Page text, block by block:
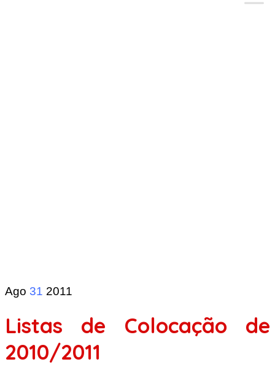
Ago 31 2011
Listas de Colocação de
2010/2011